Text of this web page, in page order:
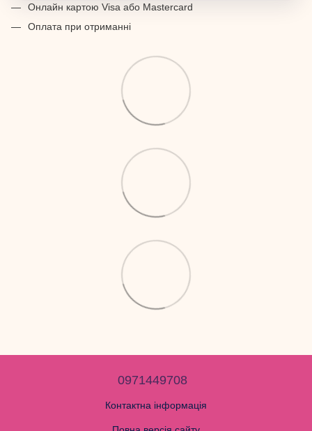
Онлайн картою Visa або Mastercard
Оплата при отриманні
0971449708
Контактна інформація